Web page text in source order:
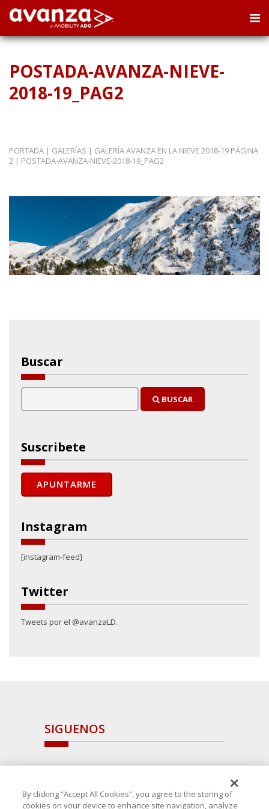
POSTADA-AVANZA-NIEVE-
2018-19_PAG2
PORTADA | GALERÍAS | GALERÍA AVANZA EN LA NIEVE 2018-19 PÁGINA
2 | POSTADA-AVANZA-NIEVE-2018-19_PAG2
Buscar
BUSCAR
Suscribete
Instagram
[instagram-feed]
Twitter
Tweets por el @avanzaLD.
SIGUENOS
By clicking “Accept All Cookies”, you agree to the storing of
cookies on your device to enhance site navigation, analyze